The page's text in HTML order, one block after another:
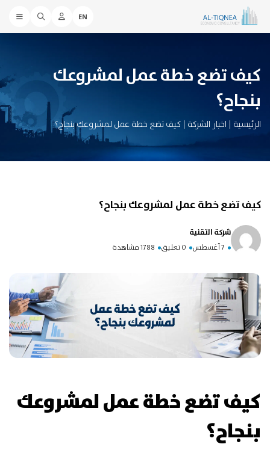
EN
كيف تضع خطة عمل لمشروعك
بنجاح؟
الرئيسية | اخبار الشركة | كيف تضع خطة عمل لمشروعك بنجاح؟
كيف تضع خطة عمل لمشروعك بنجاح؟
شركة التقنية
7 أغسطس 0 تعليق 1788 مشاهدة
كيف تضع خطة عمل لمشروعك
بنجاح؟